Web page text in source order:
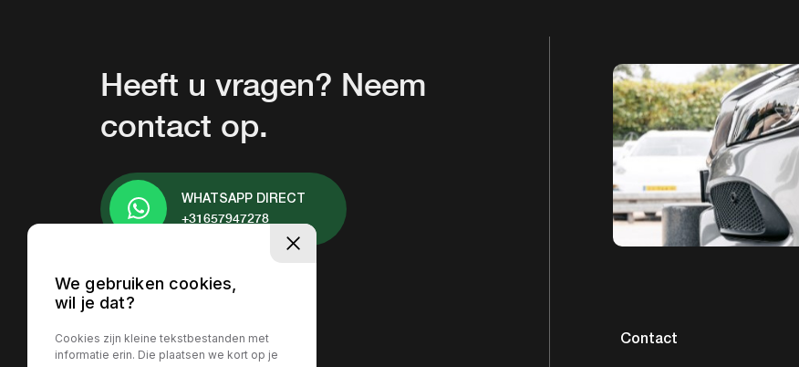
Heeft u vragen? Neem
contact op.
WHATSAPP DIRECT
+31657947278
Contact
We gebruiken cookies,
wil je dat?
Cookies zijn kleine tekstbestanden met
informatie erin. Die plaatsen we kort op je